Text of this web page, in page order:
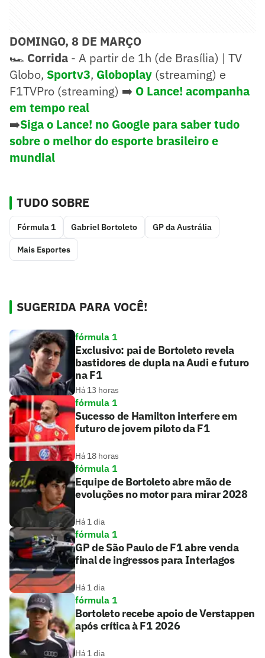
DOMINGO, 8 DE MARÇO
🏎️ Corrida - A partir de 1h (de Brasília) | TV
Globo, Sportv3, Globoplay (streaming) e
F1TVPro (streaming) ➡️ O Lance! acompanha
em tempo real
➡️Siga o Lance! no Google para saber tudo
sobre o melhor do esporte brasileiro e
mundial
TUDO SOBRE
Fórmula 1 Gabriel Bortoleto GP da Austrália
Mais Esportes
SUGERIDA PARA VOCÊ!
fórmula 1
Exclusivo: pai de Bortoleto revela
bastidores de dupla na Audi e futuro
na F1
Há 13 horas
fórmula 1
Sucesso de Hamilton interfere em
futuro de jovem piloto da F1
Há 18 horas
fórmula 1
Equipe de Bortoleto abre mão de
evoluções no motor para mirar 2028
Há 1 dia
fórmula 1
GP de São Paulo de F1 abre venda
final de ingressos para Interlagos
Há 1 dia
fórmula 1
Bortoleto recebe apoio de Verstappen
após crítica à F1 2026
Há 1 dia